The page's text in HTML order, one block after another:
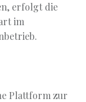
erfolgt die
im
Plattform zur